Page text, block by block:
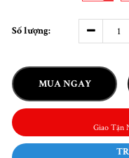
Số lượng:
MUA NGAY
Giao Tận